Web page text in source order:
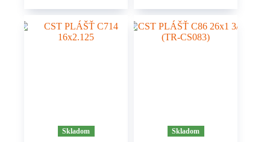
Skladom Skladom